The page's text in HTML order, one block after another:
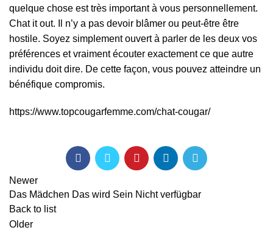
quelque chose est très important à vous personnellement.
Chat it out. Il n’y a pas devoir blâmer ou peut-être être
hostile. Soyez simplement ouvert à parler de les deux vos
préférences et vraiment écouter exactement ce que autre
individu doit dire. De cette façon, vous pouvez atteindre un
bénéfique compromis.
https://www.topcougarfemme.com/chat-cougar/
Newer
Das Mädchen Das wird Sein Nicht verfügbar
Back to list
Older